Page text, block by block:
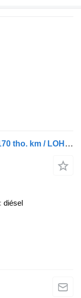
MAN TGS 18.440 4×2 LL SA / 2025 / 170 tho. km / LOHR / 2 units
diésel